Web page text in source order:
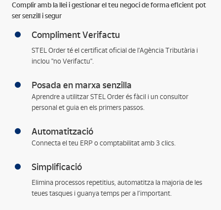
Complir amb la llei i gestionar el teu negoci de forma eficient pot
ser senzill i segur
Compliment Verifactu
STEL Order té el certificat oficial de l'Agència Tributària i
inclou "no Verifactu".
Posada en marxa senzilla
Aprendre a utilitzar STEL Order és fàcil i un consultor
personal et guia en els primers passos.
Automatització
Connecta el teu ERP o comptabilitat amb 3 clics.
Simplificació
Elimina processos repetitius, automatitza la majoria de les
teues tasques i guanya temps per a l’important.